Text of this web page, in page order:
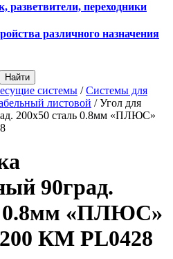
разветвители, переходники
различного назначения
Найти
системы /Системы для
листовой / Угол для
200х50 сталь 0.8мм «ПЛЮС»
90град.
0.8мм «ПЛЮС»
КМ PL0428